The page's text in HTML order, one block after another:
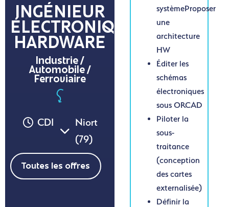
INGÉNIEUR
ÉLECTRONIQUE
HARDWARE
Industrie /
Automobile /
Ferroviaire
CDI
Niort
(79)
Toutes les offres
systèmeProposer
une
architecture
HW
Éditer les
schémas
électroniques
sous ORCAD
Piloter la
sous-
traitance
(conception
des cartes
externalisée)
Définir la